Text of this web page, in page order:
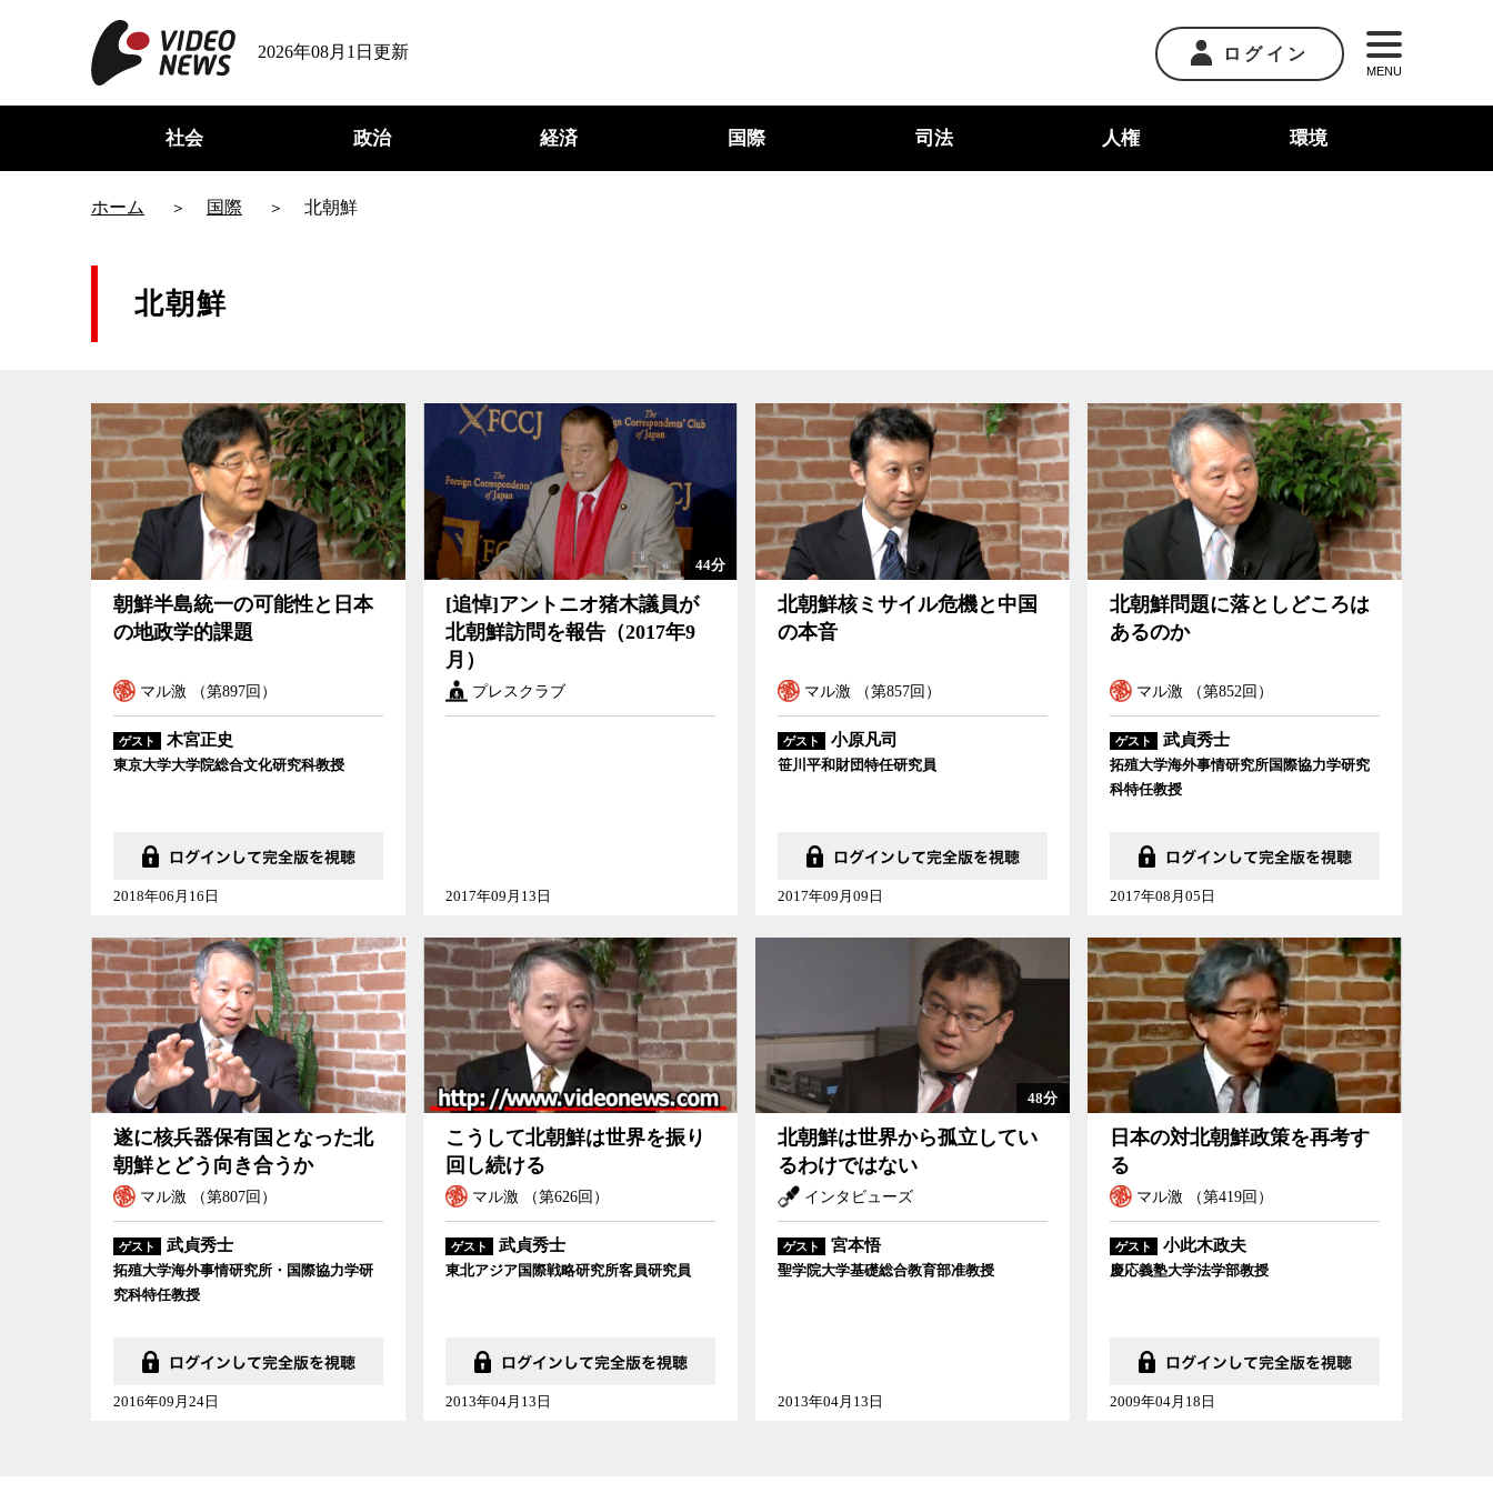
2026年08月1日更新 ログイン
MENU
社会 政治 経済 国際 司法 人権 環境
ホーム 国際 北朝鮮
北朝鮮
朝鮮半島統一の可能性と日本
の地政学的課題
マル激 （第897回）
ゲスト 木宮正史
東京大学大学院総合文化研究科教授
2018年06月16日
44分
[追悼]アントニオ猪木議員が
北朝鮮訪問を報告（2017年9
月）
プレスクラブ
2017年09月13日
北朝鮮核ミサイル危機と中国
の本音
マル激 （第857回）
ゲスト 小原凡司
笹川平和財団特任研究員
2017年09月09日
北朝鮮問題に落としどころは
あるのか
マル激 （第852回）
ゲスト 武貞秀士
拓殖大学海外事情研究所国際協力学研究
科特任教授
2017年08月05日
遂に核兵器保有国となった北
朝鮮とどう向き合うか
マル激 （第807回）
ゲスト 武貞秀士
拓殖大学海外事情研究所・国際協力学研
究科特任教授
2016年09月24日
こうして北朝鮮は世界を振り
回し続ける
マル激 （第626回）
ゲスト 武貞秀士
東北アジア国際戦略研究所客員研究員
2013年04月13日
48分
北朝鮮は世界から孤立してい
るわけではない
インタビューズ
ゲスト 宮本悟
聖学院大学基礎総合教育部准教授
2013年04月13日
日本の対北朝鮮政策を再考す
る
マル激 （第419回）
ゲスト 小此木政夫
慶応義塾大学法学部教授
2009年04月18日